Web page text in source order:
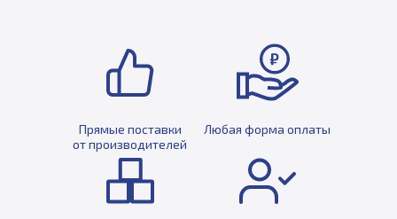
Прямые поставки
от производителей
Любая форма оплаты